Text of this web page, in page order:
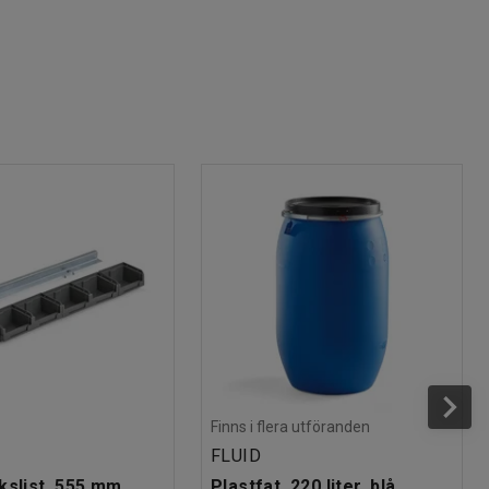
Finns i flera utföranden
FLUID